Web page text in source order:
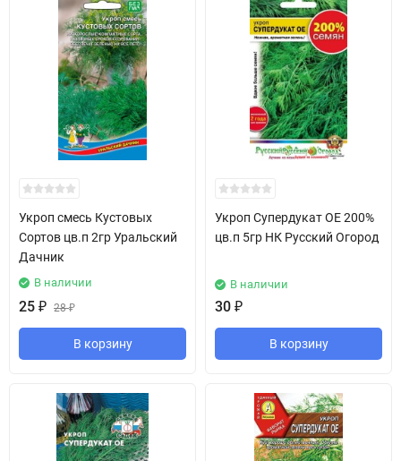
Укроп смесь Кустовых
Сортов цв.п 2гр Уральский
Дачник
В наличии
25 ₽ 28₽
В корзину
Укроп Супердукат ОЕ 200%
цв.п 5гр НК Русский Огород
В наличии
30 ₽
В корзину